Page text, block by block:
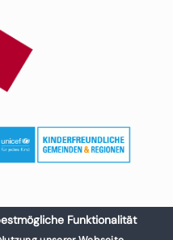
Funktionalität